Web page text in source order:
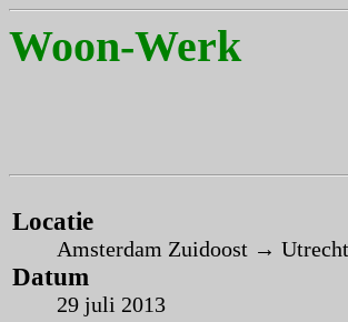
Woon-Werk
Locatie
Amsterdam Zuidoost →
Datum
29 juli 2013